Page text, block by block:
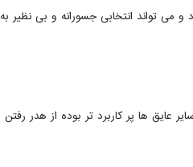
و می تواند انتخابی جسورانه و بی نظیر به
عایق ها پر کاربرد تر بوده از هدر رفتن